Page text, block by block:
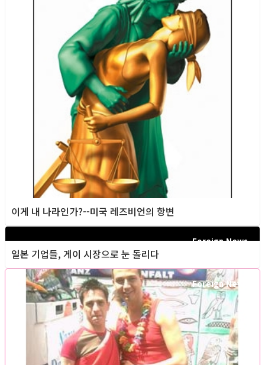
이게 내 나라인가?--미국 레즈비언의 항변
Foreign News
일본 기업들, 게이 시장으로 눈 돌리다
Foreign News